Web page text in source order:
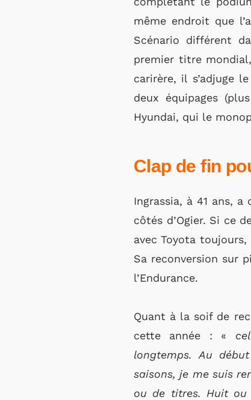
même endroit que
Scénario différent
premier titre
carirère, il s’adjuge
deux équipages
Hyundai, qui le
Clap de fin
Ingrassia, à 41 ans,
côtés d’Ogier. Si ce
avec Toyota
Sa reconversion sur
l’Endurance.
Quant à la soif de
cette année : «
longtemps. Au
saisons, je me suis
ou de titres. Huit ou